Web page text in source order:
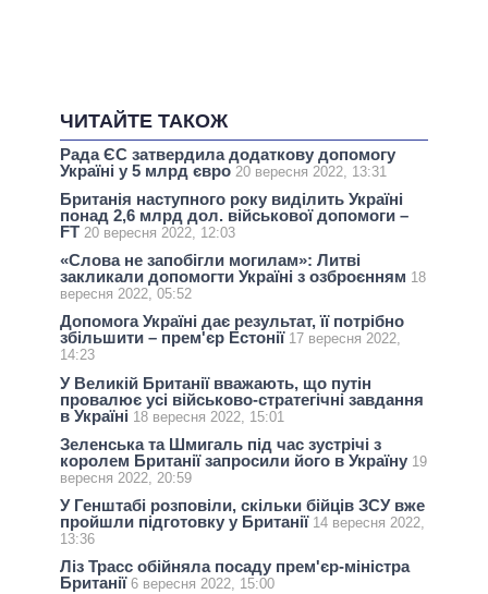
ЧИТАЙТЕ ТАКОЖ
Рада ЄС затвердила додаткову допомогу
Україні у 5 млрд євро 20 вересня 2022, 13:31
Британія наступного року виділить Україні
понад 2,6 млрд дол. військової допомоги –
FT 20 вересня 2022, 12:03
«Слова не запобігли могилам»: Литві
закликали допомогти Україні з озброєнням 18
вересня 2022, 05:52
Допомога Україні дає результат, її потрібно
збільшити – прем'єр Естонії 17 вересня 2022,
14:23
У Великій Британії вважають, що путін
провалює усі військово-стратегічні завдання
в Україні 18 вересня 2022, 15:01
Зеленська та Шмигаль під час зустрічі з
королем Британії запросили його в Україну 19
вересня 2022, 20:59
У Генштабі розповіли, скільки бійців ЗСУ вже
пройшли підготовку у Британії 14 вересня 2022,
13:36
Ліз Трасс обійняла посаду прем'єр-міністра
Британії 6 вересня 2022, 15:00